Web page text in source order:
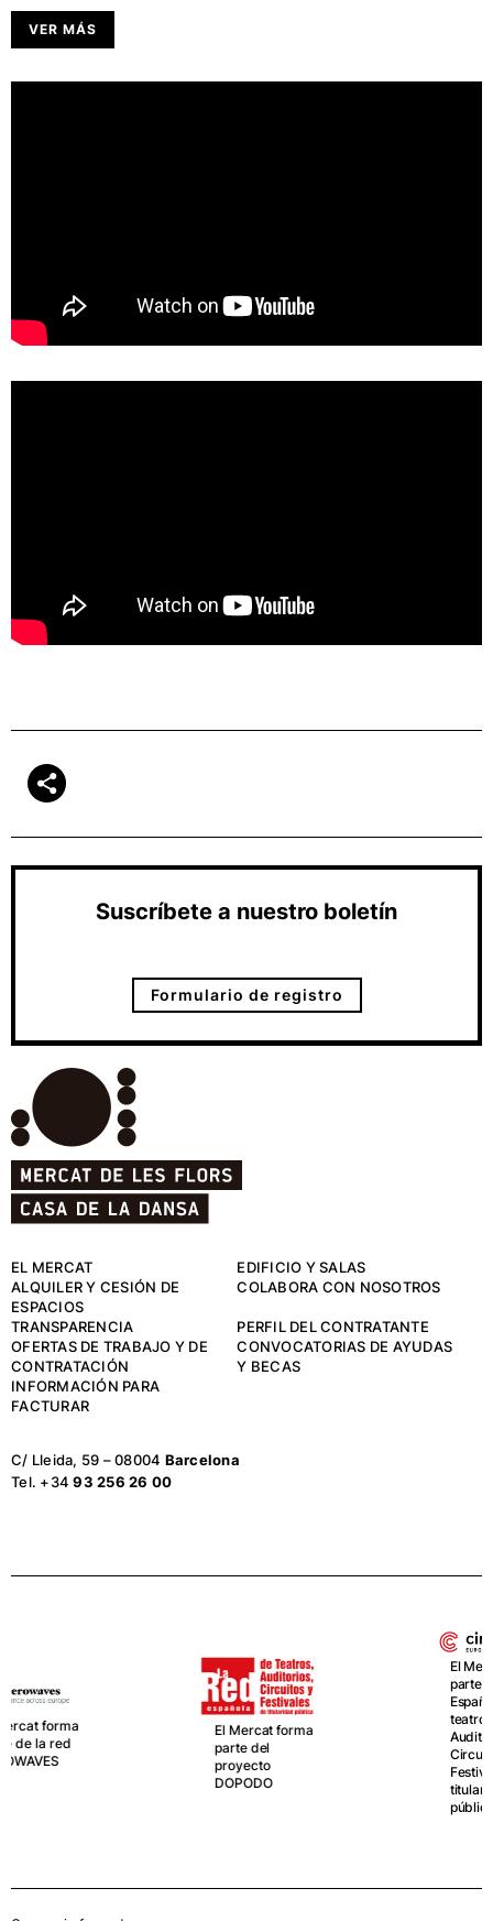
VER MÁS
Suscríbete a nuestro boletín
Formulario de registro
EL MERCAT
EDIFICIO Y SALAS
ALQUILER Y CESIÓN DE
ESPACIOS
COLABORA CON NOSOTROS
TRANSPARENCIA
PERFIL DEL CONTRATANTE
OFERTAS DE TRABAJO Y DE
CONTRATACIÓN
CONVOCATORIAS DE AYUDAS
Y BECAS
INFORMACIÓN PARA
FACTURAR
C/ Lleida, 59 – 08004 Barcelona
Tel. +3493 256 26 00